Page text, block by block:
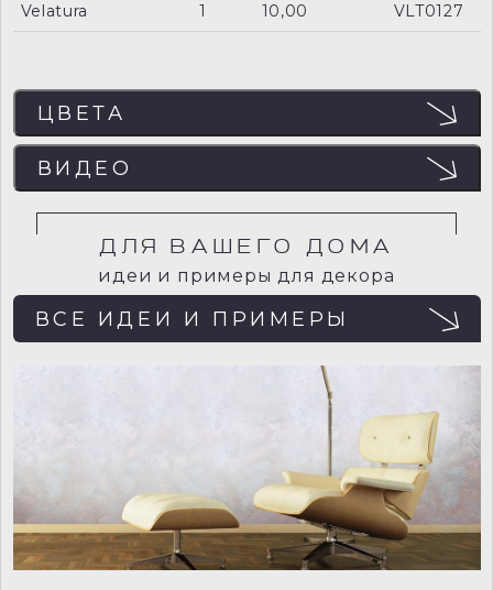
Velatura
1 10,00 VLT0127
ЦВЕТА
ЦВЕТА
Отображение цвета на мониторе может не
совпадать с реальным, поэтому рекомендуем
заказывать пробный образец (выкрас) для точного
определения цвета.
VLT0123 VLT0124
ВИДЕО
ДЛЯ ВАШЕГО ДОМА
идеи и примеры для декора
ВСЕ ИДЕИ И ПРИМЕРЫ